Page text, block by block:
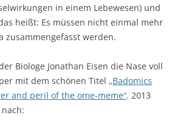
in einem Lebewesen) und
heißt: Es müssen nicht einmal mehr
zusammengefasst werden.
Biologe Jonathan Eisen die Nase voll
mit dem schönen Titel „Badomics
and peril of the ome-meme“. 2013